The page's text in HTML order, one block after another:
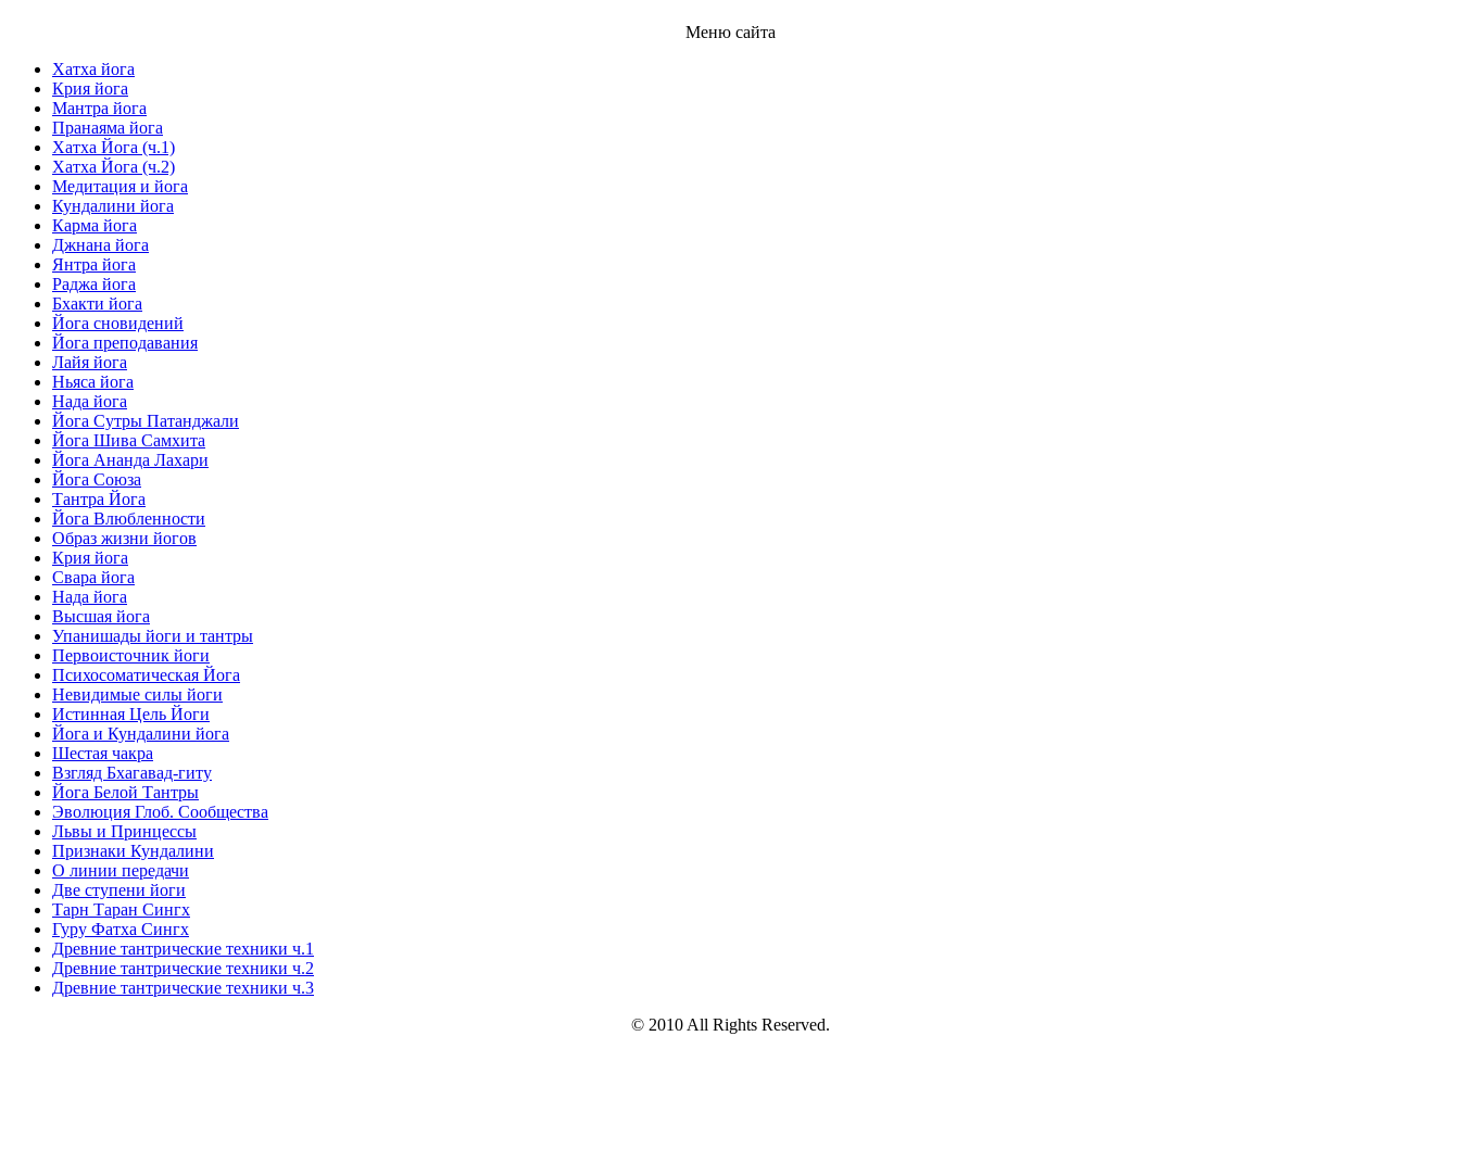
Меню сайта
Хатха йога
Крия йога
Мантра йога
Пранаяма йога
Хатха Йога (ч.1)
Хатха Йога (ч.2)
Медитация и йога
Кундалини йога
Карма йога
Джнана йога
Янтра йога
Раджа йога
Бхакти йога
Йога сновидений
Йога преподавания
Лайя йога
Ньяса йога
Нада йога
Йога Сутры Патанджали
Йога Шива Самхита
Йога Ананда Лахари
Йога Союза
Тантра Йога
Йога Влюбленности
Образ жизни йогов
Крия йога
Свара йога
Нада йога
Высшая йога
Упанишады йоги и тантры
Первоисточник йоги
Психосоматическая Йога
Невидимые силы йоги
Истинная Цель Йоги
Йога и Кундалини йога
Шестая чакра
Взгляд Бхагавад-гиту
Йога Белой Тантры
Эволюция Глоб. Сообщества
Львы и Принцессы
Признаки Кундалини
О линии передачи
Две ступени йоги
Тарн Таран Сингх
Гуру Фатха Сингх
Древние тантрические техники ч.1
Древние тантрические техники ч.2
Древние тантрические техники ч.3
© 2010 All Rights Reserved.